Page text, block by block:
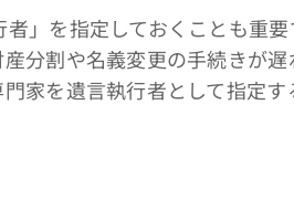
」を指定しておくことも重要
分割や名義変更の手続きが遅
家を遺言執行者として指定